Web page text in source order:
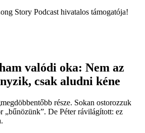
Story Podcast hivatalos támogatója!
valódi oka: Nem az
csak aludni kéne
része. Sokan ostorozzuk
„bűnözünk”. De Péter rávilágított: ez